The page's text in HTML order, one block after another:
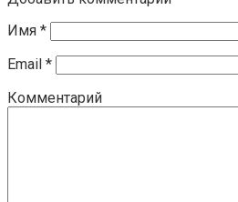
Имя *
Email *
Комментарий